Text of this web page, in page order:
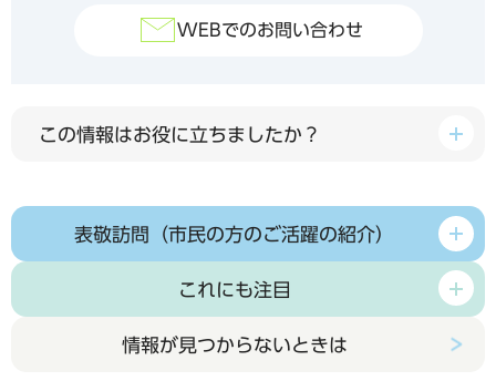
WEBでのお問い合わせ
この情報はお役に立ちましたか？
表敬訪問（市民の方のご活躍の紹介）
これにも注目
情報が見つからないときは